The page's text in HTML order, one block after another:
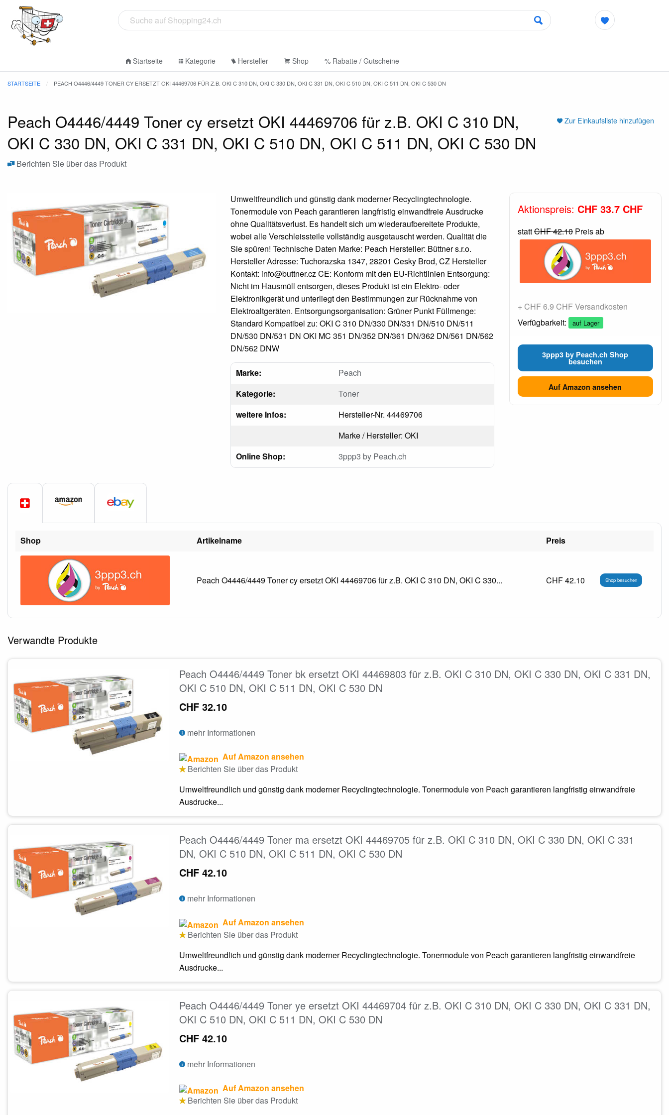
Startseite Kategorie Hersteller Shop % Rabatte / Gutscheine
STARTSEITE PEACH O4446/4449 TONER CY ERSETZT OKI 44469706 FÜR Z.B. OKI C 310 DN, OKI C 330 DN, OKI C 331 DN, OKI C 510 DN, OKI C 511 DN, OKI C 530 DN
Zur Einkaufsliste hinzufügen
Peach O4446/4449 Toner cy ersetzt OKI 44469706 für z.B. OKI C 310 DN,
OKI C 330 DN, OKI C 331 DN, OKI C 510 DN, OKI C 511 DN, OKI C 530 DN
Berichten Sie über das Produkt
Umweltfreundlich und günstig dank moderner Recyclingtechnologie.
Tonermodule von Peach garantieren langfristig einwandfreie Ausdrucke
ohne Qualitätsverlust. Es handelt sich um wiederaufbereitete Produkte,
wobei alle Verschleissteile vollständig ausgetauscht werden. Qualität die
Sie spüren! Technische Daten Marke: Peach Hersteller: Büttner s.r.o.
Hersteller Adresse: Tuchorazska 1347, 28201 Cesky Brod, CZ Hersteller
Kontakt: info@buttner.cz CE: Konform mit den EU-Richtlinien Entsorgung:
Nicht im Hausmüll entsorgen, dieses Produkt ist ein Elektro- oder
Elektronikgerät und unterliegt den Bestimmungen zur Rücknahme von
Elektroaltgeräten. Entsorgungsorganisation: Grüner Punkt Füllmenge:
Standard Kompatibel zu: OKI C 310 DN/330 DN/331 DN/510 DN/511
DN/530 DN/531 DN OKI MC 351 DN/352 DN/361 DN/362 DN/561 DN/562
DN/562 DNW
Marke:
Peach
Kategorie:
Toner
weitere Infos:
Hersteller-Nr. 44469706
Marke / Hersteller: OKI
Online Shop:
3ppp3 by Peach.ch
Aktionspreis: CHF 33.7 CHF
stattCHF 42.10Preis ab
+ CHF 6.9 CHF Versandkosten
Verfügbarkeit:
auf Lager
3ppp3 by Peach.ch Shop
besuchen
Auf Amazon ansehen
Shop Artikelname Preis
Peach O4446/4449 Toner cy ersetzt OKI 44469706 für z.B. OKI C 310 DN, OKI C 330... CHF 42.10 Shop besuchen
Verwandte Produkte
Peach O4446/4449 Toner bk ersetzt OKI 44469803 für z.B. OKI C 310 DN, OKI C 330 DN, OKI C 331 DN,
OKI C 510 DN, OKI C 511 DN, OKI C 530 DN
CHF 32.10
mehr Informationen
Auf Amazon ansehen
Berichten Sie über das Produkt
Umweltfreundlich und günstig dank moderner Recyclingtechnologie. Tonermodule von Peach garantieren langfristig einwandfreie
Ausdrucke...
Peach O4446/4449 Toner ma ersetzt OKI 44469705 für z.B. OKI C 310 DN, OKI C 330 DN, OKI C 331
DN, OKI C 510 DN, OKI C 511 DN, OKI C 530 DN
CHF 42.10
mehr Informationen
Auf Amazon ansehen
Berichten Sie über das Produkt
Umweltfreundlich und günstig dank moderner Recyclingtechnologie. Tonermodule von Peach garantieren langfristig einwandfreie
Ausdrucke...
Peach O4446/4449 Toner ye ersetzt OKI 44469704 für z.B. OKI C 310 DN, OKI C 330 DN, OKI C 331 DN,
OKI C 510 DN, OKI C 511 DN, OKI C 530 DN
CHF 42.10
mehr Informationen
Auf Amazon ansehen
Berichten Sie über das Produkt